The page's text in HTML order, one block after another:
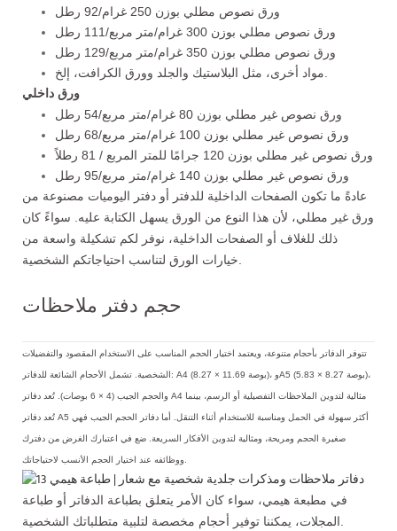
ورق نصوص مطلي بوزن 250 غرام/92 رطل
ورق نصوص مطلي بوزن 300 غرام/متر مربع/111 رطل
ورق نصوص مطلي بوزن 350 غرام/متر مربع/129 رطل
ورق داخلي
ورق نصوص غير مطلي بوزن 80 غرام/متر مربع/54 رطل
ورق نصوص غير مطلي بوزن 100 غرام/متر مربع/68 رطل
ورق نصوص غير مطلي بوزن 120 جرامًا للمتر المربع / 81 رطلاً
ورق نصوص غير مطلي بوزن 140 غرام/متر مربع/95 رطل
عادةً ما تكون الصفحات الداخلية للدفتر أو دفتر اليوميات مصنوعة من
ورق غير مطلي، لأن هذا النوع من الورق يسهل الكتابة عليه. سواءً كان
ذلك للغلاف أو الصفحات الداخلية، نوفر لكم تشكيلة واسعة من
حجم دفتر ملاحظات
تتوفر الدفاتر بأحجام متنوعة، ويعتمد اختيار الحجم المناسب على الاستخدام المقصود والتفضيلات
الشخصية. تشمل الأحجام الشائعة للدفاتر: A4 (8.27 × 11.69 بوصة)، وA5 (5.83 × 8.27 بوصة)،
والحجم الجيب (4 × 6 بوصات). تُعد دفاتر A4 مثالية لتدوين الملاحظات التفصيلية أو الرسم، بينما
تُعد دفاتر A5 أكثر سهولة في الحمل ومناسبة للاستخدام أثناء التنقل. أما دفاتر الحجم الجيب فهي
صغيرة الحجم ومريحة، ومثالية لتدوين الأفكار السريعة. ضع في اعتبارك الغرض من دفترك
في مطبعة هيمي، سواء كان الأمر يتعلق بطباعة الدفاتر أو طباعة